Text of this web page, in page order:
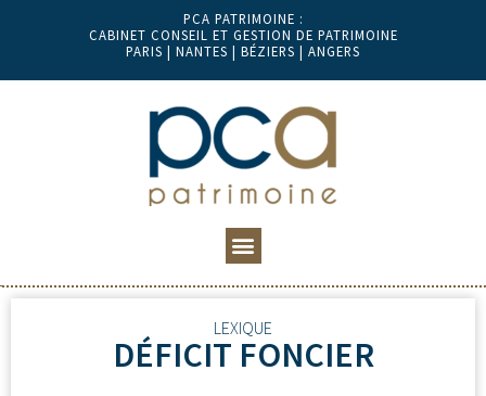
PCA PATRIMOINE :
CABINET CONSEIL ET GESTION DE PATRIMOINE
PARIS | NANTES | BÉZIERS | ANGERS
LEXIQUE
DÉFICIT FONCIER